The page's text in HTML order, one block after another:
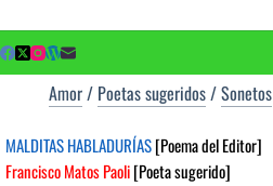
Amor/ Poetas sugeridos/Sonetos
MALDITAS HABLADURÍAS[Poema del Editor]
Francisco Matos Paoli[Poeta sugerido]